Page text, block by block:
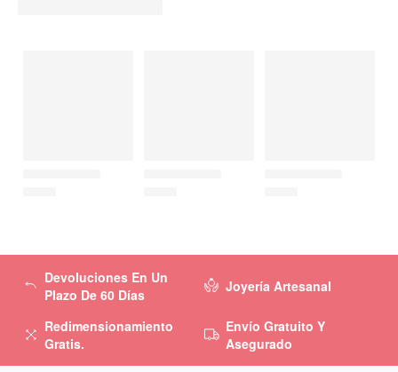
Devoluciones En Un
Plazo De 60 Días
Redimensionamiento
Gratis.
Joyería Artesanal
Envío Gratuito Y
Asegurado